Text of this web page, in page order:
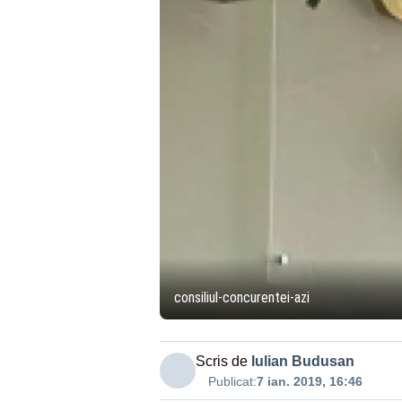
consiliul-concurentei-azi
Scris de Iulian Budusan
Publicat:7 ian. 2019, 16:46